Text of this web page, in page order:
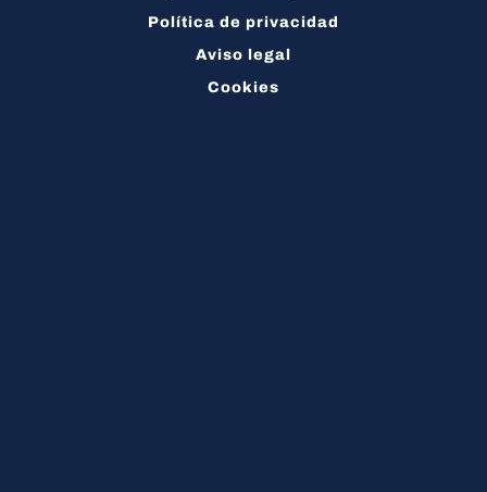
Política de privacidad
Aviso legal
Cookies